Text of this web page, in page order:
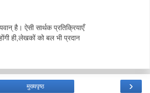
है। ऐसी सार्थक प्रतिक्रियाएँ
ही,लेखकों को बल भी प्रदान
›
मुख्यपृष्ठ